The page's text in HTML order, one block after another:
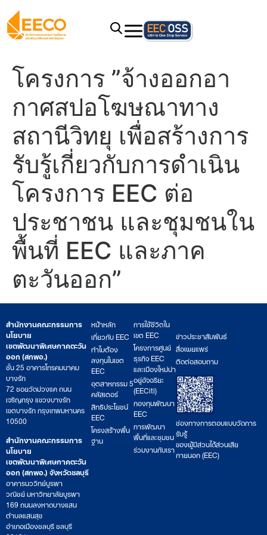
โครงการ ”จ้างออกอา
กาศสปอโฆษณาทาง
สถานีวิทยุ เพื่อสร้างการ
รับรู้เกี่ยวกับการดำเนิน
โครงการ EEC ต่อ
ประชาชน และชุมชนใน
พื้นที่ EEC และภาค
ตะวันออก”
สำนักงานคณะกรรมการ
นโยบาย
เขตพัฒนาพิเศษภาคตะวัน
ออก (สกพอ.)
ชั้น 25 อาคารโทรคมนาคม
บางรัก
72 ซอยวัดม่วงแค ถนน
เจริญกรุง แขวงบางรัก
เขตบางรัก กรุงเทพมหานคร
10500
สำนักงานคณะกรรมการ
นโยบาย
เขตพัฒนาพิเศษภาคตะวัน
ออก (สกพอ.) จังหวัดชลบุรี
อาคารนววิทย์บูรพา
วณิชย์ มหาวิทยาลัยบูรพา
169 ถนนลงหาดบางแสน
ตำบลแสนสุข
อำเภอเมืองชลบุรี ชลบุรี
หน้าหลัก
เกี่ยวกับ EEC
ทำไมต้อง
ลงทุนในเขต
EEC
อุตสาหกรรม 5
คลัสเตอร์
สิทธิประโยชน์
EEC
โครงสร้างพื้น
ฐาน
การใช้ชีวิตใน
เขต EEC
โครงการศูนย์
ธุรกิจ EEC
และเมืองใหม่น่า
อยู่อัจฉริยะ
(EECiti)
กองทุนพัฒนา
EEC
การพัฒนา
พื้นที่และชุมชน
ร่วมงานกับเรา
ข่าวประชาสัมพันธ์
สื่อเผยแพร่
ติดต่อสอบถาม
ช่องทางการตอบแบบวัดการ
รับรู้
ของผู้มีส่วนได้ส่วนเสีย
ภายนอก (EEC)